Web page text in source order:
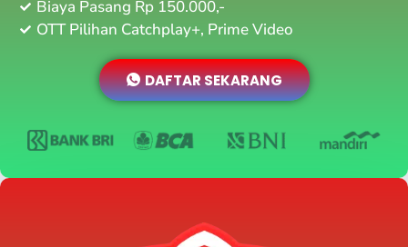
Biaya Pasang Rp 150.000,-
OTT Pilihan Catchplay+, Prime Video
DAFTAR SEKARANG